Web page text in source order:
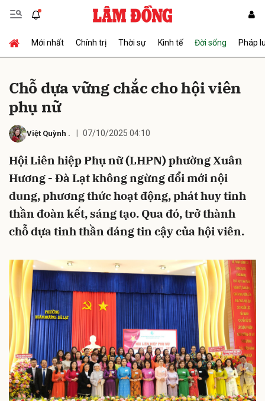
Mới nhất Chính trị Thời sự Kinh tế Đời sống Pháp
Chỗ dựa vững chắc cho hội viên
phụ nữ
Việt Quỳnh . 07/10/2025 04:10
Hội Liên hiệp Phụ nữ (LHPN) phường Xuân
Hương - Đà Lạt không ngừng đổi mới nội
dung, phương thức hoạt động, phát huy tinh
thần đoàn kết, sáng tạo. Qua đó, trở thành
chỗ dựa tinh thần đáng tin cậy của hội viên.
Gửi bình luận
Hủy